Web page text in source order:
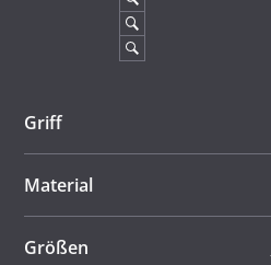
Griff
Material
Größen